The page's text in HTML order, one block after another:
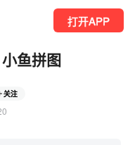
打开APP
鱼拼图
关注